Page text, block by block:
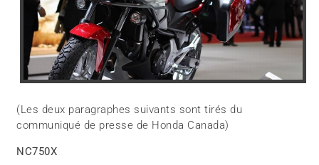
(Les deux paragraphes suivants sont tirés du
communiqué de presse de Honda Canada)
NC750X